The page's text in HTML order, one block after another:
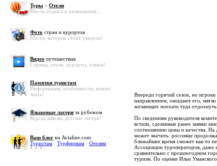
Туры и Отели
Места отдыха и размещения...
Фото стран и курортов
Места, которые стоит увидеть!
Видео путешествия
Страны, отели, курорты, пляжи!
Памятки туристам
Информация, особенности, важно
знать!
Языковые лагеря за рубежом
Курсы, школы, детские лагеря!
Ваш блог на Avialine.com
Туристам - Турфирмам - Отелям
Впереди горячий сезон, но
направлением, ожидают его, мягко
желающих поехать туда
По сведениям руководителя
встали, сделанные ранее заявки
соотношению цены и качества. На
может значить: россияне
ближайшее время сможет как-то
Ассоциации туроператоров, даже
сравнительно с прошлогодним
туризм. По оценке Ильи